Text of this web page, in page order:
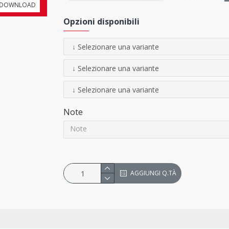
ACCESSORI(non inclusi)
Viteria
CavallettoDB Super 4- H 94 cm
CavallettoDB Super 4 alto
Opzioni disponibili
Note
AGGIUNGI Q.TÀ